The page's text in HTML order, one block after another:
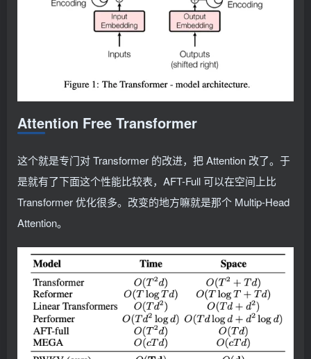
Attention Free Transformer
这个就是专门对 Transformer 的改进，把 Attention 改了。于
是就有了下面这个性能比较表，AFT-Full 可以在空间上比
Transformer 优化很多。改变的地方嘛就是那个 Multip-Head
Attention。